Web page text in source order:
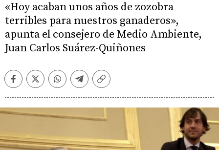
«Hoy acaban unos años de zozobra
terribles para nuestros ganaderos»,
apunta el consejero de Medio Ambiente,
Juan Carlos Suárez-Quiñones
FacebookTwitterWhatsappTelegramCopiar